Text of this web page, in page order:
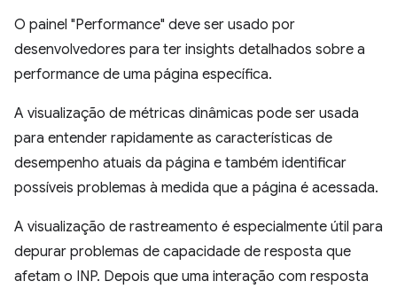
O painel "Performance" deve ser usado por
desenvolvedores para ter insights detalhados sobre a
performance de uma página específica.
A visualização de métricas dinâmicas pode ser usada
para entender rapidamente as características de
desempenho atuais da página e também identificar
possíveis problemas à medida que a página é acessada.
A visualização de rastreamento é especialmente útil para
depurar problemas de capacidade de resposta que
afetam o INP. Depois que uma interação com resposta